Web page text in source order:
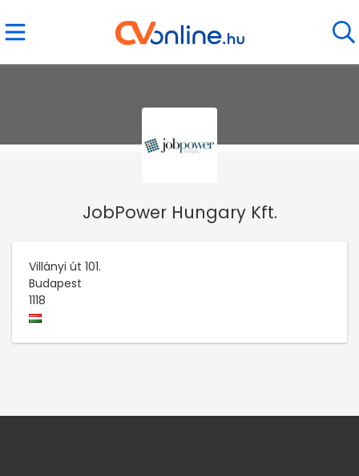
JobPower Hungary Kft.
Villányi út 101.
Budapest
1118